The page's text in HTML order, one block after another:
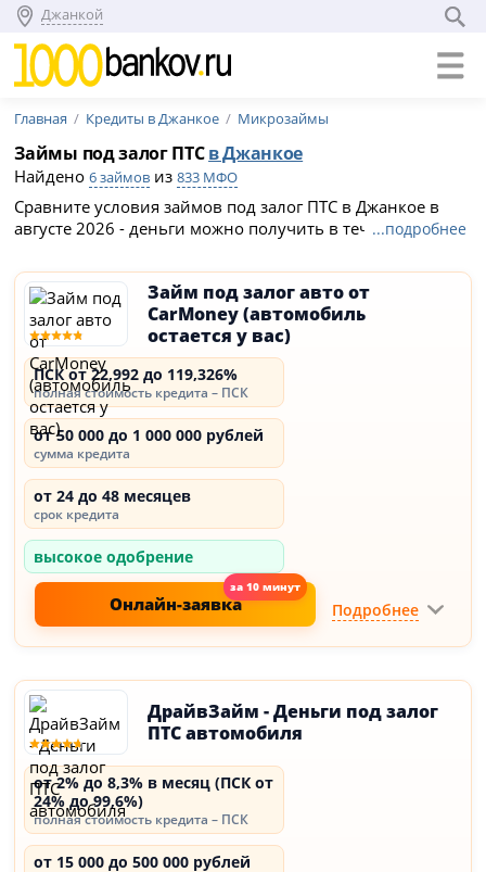
Джанкой
Главная Кредиты в Джанкое Микрозаймы
Займы под залог ПТСв Джанкое
Найдено6 займов из833 МФО
Сравните условия займов под залог ПТС в Джанкое в
августе 2026 - деньги можно получить в течение 1 дня,
под ПТС в МФО Джанкоя: сумма кредита до 1 000 000 ₽,
срок от 7 дней до 60 месяцев.
...подробнее
Займ под залог авто от
CarMoney (автомобиль
остается у вас)
ПСК от 22,992 до 119,326%
полная стоимость кредита – ПСК
от 50 000 до 1 000 000 рублей
сумма кредита
от 24 до 48 месяцев
срок кредита
высокое одобрение
Онлайн-заявка Подробнее
ДрайвЗайм - Деньги под залог
ПТС автомобиля
от 2% до 8,3% в месяц (ПСК от
24% до 99,6%)
полная стоимость кредита – ПСК
от 15 000 до 500 000 рублей